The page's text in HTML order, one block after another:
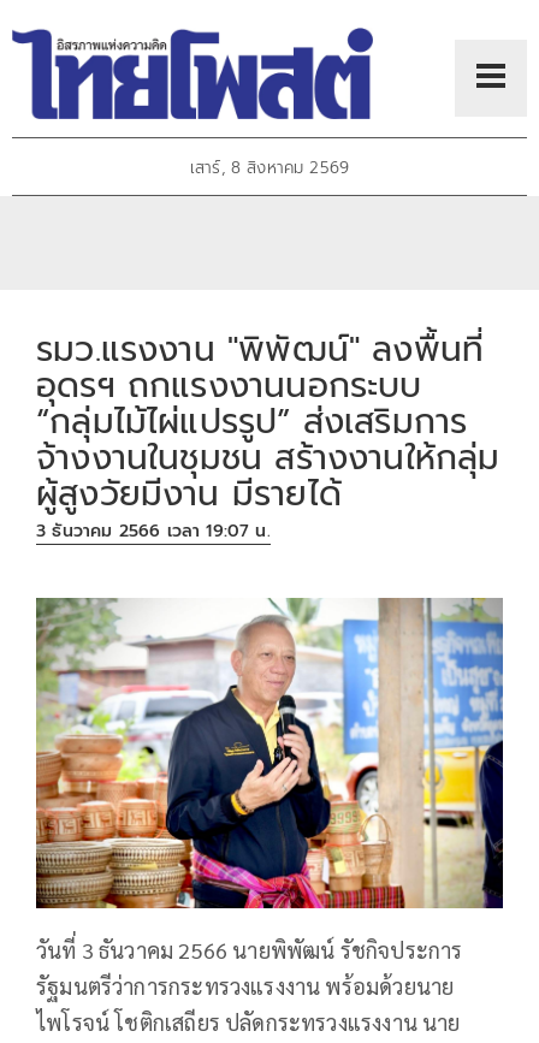
เสาร์, 8 สิงหาคม 2569
รมว.แรงงาน "พิพัฒน์" ลงพื้นที่
อุดรฯ ถกแรงงานนอกระบบ
“กลุ่มไม้ไผ่แปรรูป” ส่งเสริมการ
จ้างงานในชุมชน สร้างงานให้กลุ่ม
ผู้สูงวัยมีงาน มีรายได้
3 ธันวาคม 2566 เวลา 19:07 น.
วันที่ 3 ธันวาคม 2566 นายพิพัฒน์ รัชกิจประการ
รัฐมนตรีว่าการกระทรวงแรงงาน พร้อมด้วยนาย
ไพโรจน์ โชติกเสถียร ปลัดกระทรวงแรงงาน นาย